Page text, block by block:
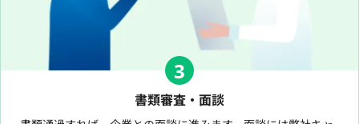
3
書類審査・面談